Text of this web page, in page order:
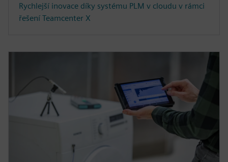
Rychlejší inovace díky systému PLM v cloudu v rámci
řešení Teamcenter X